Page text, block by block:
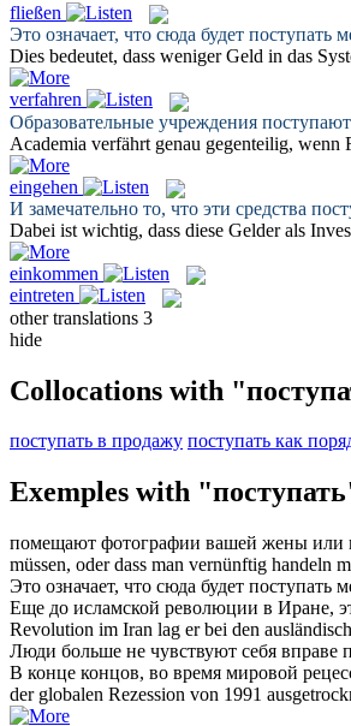
fließen
Это означает, что сюда будет поступать
Dies bedeutet, dass weniger Geld in das
verfahren
Образовательные учреждения поступают
Academia verfährt genau gegenteilig, wenn
eingehen
И замечательно то, что эти средства
Dabei ist wichtig, dass diese Gelder als
einkommen
eintreten
other translations 3
hide
Collocations with
поступать в продажу поступать как
Exemples with
помещают фотографии вашей жены или
müssen, oder dass man vernünftig handeln
Это означает, что сюда будет поступать
Еще до исламской революции в Иране,
Revolution im Iran lag er bei den
Люди больше не чувствуют себя вправе
В конце концов, во время мировой
der globalen Rezession von 1991